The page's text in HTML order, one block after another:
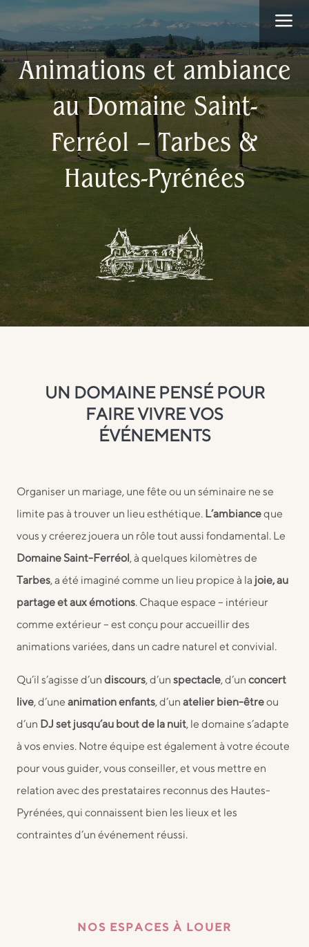
a
Animations et ambiance
au Domaine Saint-
Ferréol –Tarbes &
Hautes-Pyrénées
UN DOMAINE PENSÉ POUR
FAIRE VIVRE VOS
ÉVÉNEMENTS
Organiser un mariage, une fête ou un séminaire ne se
limite pas à trouver un lieu esthétique. L’ambianceque
vous y créerez jouera un rôle tout aussi fondamental. Le
Domaine Saint-Ferréol, à quelques kilomètres de
Tarbes, a été imaginé comme un lieu propice à la joie, au
partage et aux émotions. Chaque espace – intérieur
comme extérieur – est conçu pour accueillir des
animations variées, dans un cadre naturel et convivial.
Qu’il s’agisse d’un discours, d’un spectacle, d’un concert
live, d’une animation enfants, d’un atelier bien-êtreou
d’un DJ set jusqu’au bout de la nuit, le domaine s’adapte
à vos envies. Notre équipe est également à votre écoute
pour vous guider, vous conseiller, et vous mettre en
relation avec des prestataires reconnus des Hautes-
Pyrénées, qui connaissent bien les lieux et les
contraintes d’un événement réussi.
NOS ESPACES À LOUER